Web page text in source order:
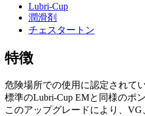
Lubri-Cup
潤滑剤
チェスタートン
特徴
危険場所での使用に認定されてい
標準のLubri-Cup EMと同様のポ
このアップグレードにより、